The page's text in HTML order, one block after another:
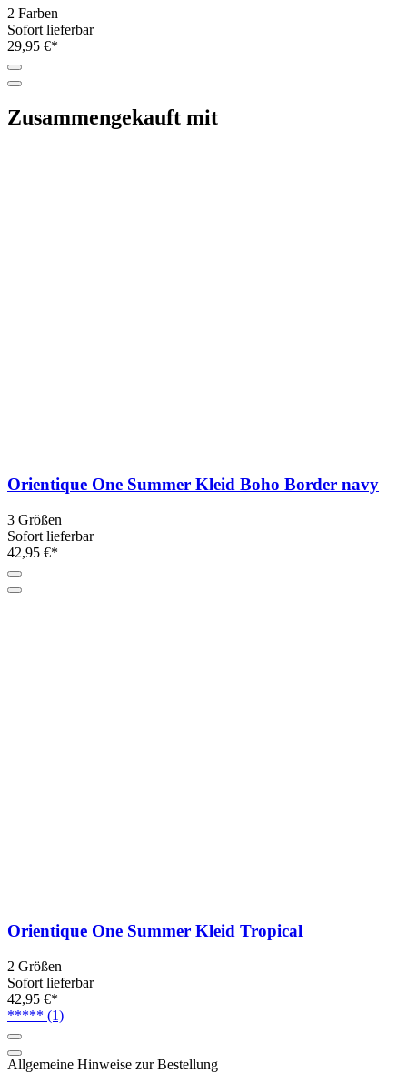
2 Farben
Sofort lieferbar
29,95 €*
Zusammengekauft mit
Orientique One Summer Kleid Boho Border navy
3 Größen
Sofort lieferbar
42,95 €*
Orientique One Summer Kleid Tropical
2 Größen
Sofort lieferbar
42,95 €*
***** (1)
Allgemeine Hinweise zur Bestellung